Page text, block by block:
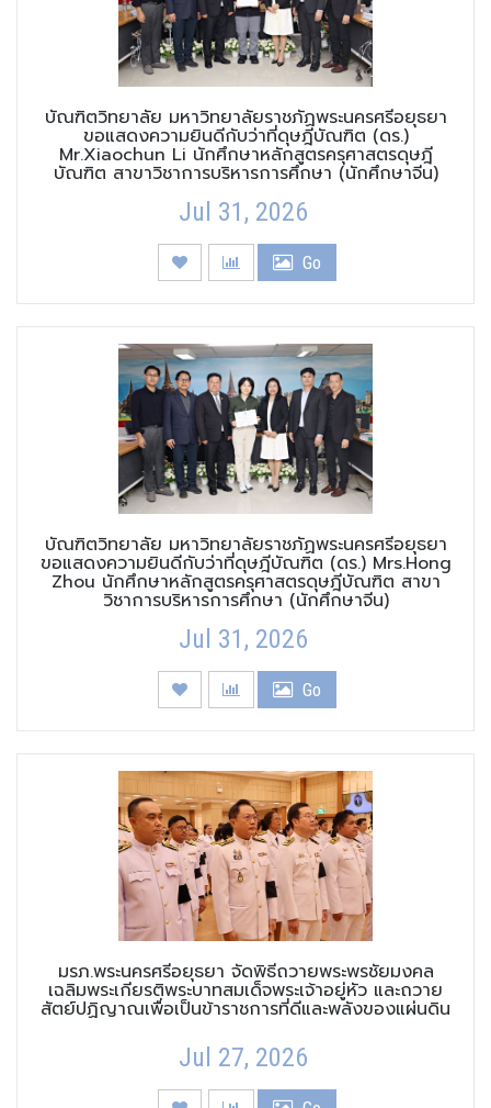
บัณฑิตวิทยาลัย มหาวิทยาลัยราชภัฏพระนครศรีอยุธยา
ขอแสดงความยินดีกับว่าที่ดุษฎีบัณฑิต (ดร.)
Mr.Xiaochun Li นักศึกษาหลักสูตรครุศาสตรดุษฎี
บัณฑิต สาขาวิชาการบริหารการศึกษา (นักศึกษาจีน)
Jul 31, 2026
Go
บัณฑิตวิทยาลัย มหาวิทยาลัยราชภัฏพระนครศรีอยุธยา
ขอแสดงความยินดีกับว่าที่ดุษฎีบัณฑิต (ดร.) Mrs.Hong
Zhou นักศึกษาหลักสูตรครุศาสตรดุษฎีบัณฑิต สาขา
วิชาการบริหารการศึกษา (นักศึกษาจีน)
Jul 31, 2026
Go
มรภ.พระนครศรีอยุธยา จัดพิธีถวายพระพรชัยมงคล
เฉลิมพระเกียรติพระบาทสมเด็จพระเจ้าอยู่หัว และถวาย
สัตย์ปฏิญาณเพื่อเป็นข้าราชการที่ดีและพลังของแผ่นดิน
Jul 27, 2026